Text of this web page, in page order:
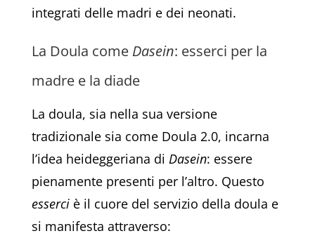
integrati delle madri e dei neonati.
La Doula come Dasein: esserci per la
madre e la diade
La doula, sia nella sua versione
tradizionale sia come Doula 2.0, incarna
l’idea heideggeriana di Dasein: essere
pienamente presenti per l’altro. Questo
esserciè il cuore del servizio della doula e
si manifesta attraverso: